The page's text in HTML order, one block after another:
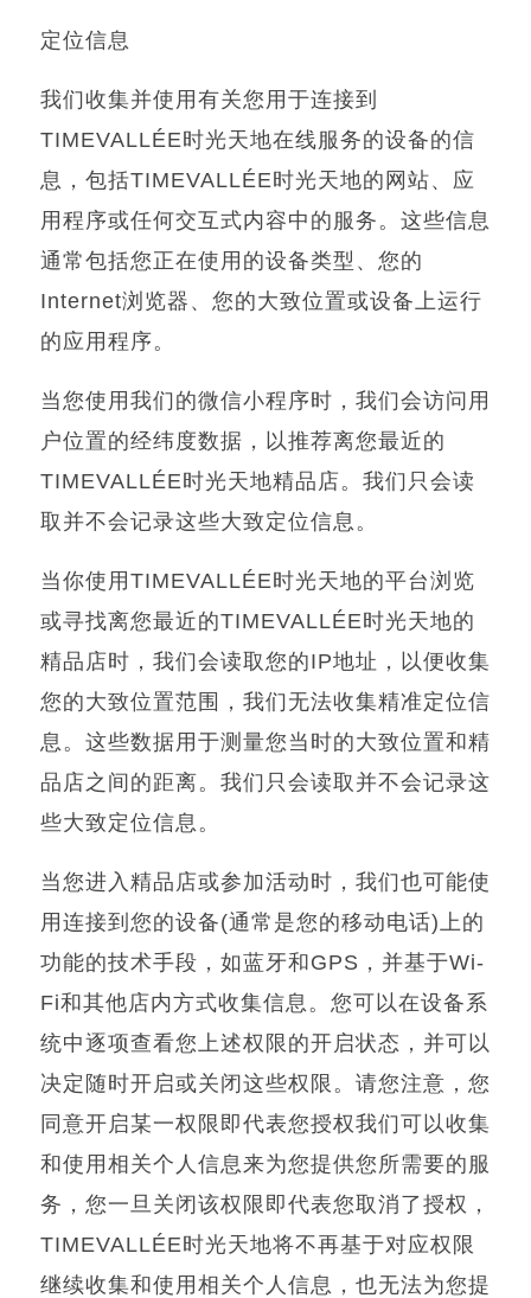
定位信息
我们收集并使用有关您用于连接到
TIMEVALLÉE时光天地在线服务的设备的信
息，包括TIMEVALLÉE时光天地的网站、应
用程序或任何交互式内容中的服务。这些信息
通常包括您正在使用的设备类型、您的
Internet浏览器、您的大致位置或设备上运行
的应用程序。
当您使用我们的微信小程序时，我们会访问用
户位置的经纬度数据，以推荐离您最近的
TIMEVALLÉE时光天地精品店。我们只会读
取并不会记录这些大致定位信息。
当你使用 TIMEVALLÉE时光天地的平台浏览
或寻找离您最近的TIMEVALLÉE时光天地的
精品店时，我们会读取您的IP地址，以便收集
您的大致位置范围，我们无法收集精准定位信
息。这些数据用于测量您当时的大致位置和精
品店之间的距离。我们只会读取并不会记录这
些大致定位信息。
当您进入精品店或参加活动时，我们也可能使
用连接到您的设备(通常是您的移动电话) 上的
功能的技术手段，如蓝牙和GPS ，并基于Wi-
Fi和其他店内方式收集信息。您可以在设备系
统中逐项查看您上述权限的开启状态，并可以
决定随时开启或关闭这些权限。请您注意，您
同意开启某一权限即代表您授权我们可以收集
和使用相关个人信息来为您提供您所需要的服
务，您一旦关闭该权限即代表您取消了授权，
TIMEVALLÉE时光天地将不再基于对应权限
继续收集和使用相关个人信息，也无法为您提